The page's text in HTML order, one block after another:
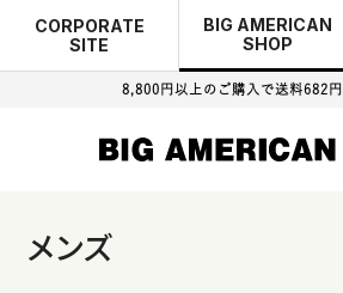
CORPORATE
SITE
BIG AMERICAN
SHOP
8,800円以上のご購入で送料682
メンズ